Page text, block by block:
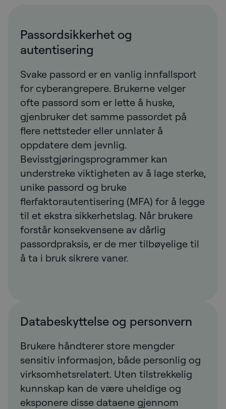
Passordsikkerhet og
autentisering
Svake passord er en vanlig innfallsport
for cyberangrepere. Brukerne velger
ofte passord som er lette å huske,
gjenbruker det samme passordet på
flere nettsteder eller unnlater å
oppdatere dem jevnlig.
Bevisstgjøringsprogrammer kan
understreke viktigheten av å lage sterke,
unike passord og bruke
flerfaktorautentisering (MFA) for å legge
til et ekstra sikkerhetslag. Når brukere
forstår konsekvensene av dårlig
passordpraksis, er de mer tilbøyelige til
å ta i bruk sikrere vaner.
Databeskyttelse og personvern
Brukere håndterer store mengder
sensitiv informasjon, både personlig og
virksomhetsrelatert. Uten tilstrekkelig
kunnskap kan de være uheldige og
eksponere disse dataene gjennom